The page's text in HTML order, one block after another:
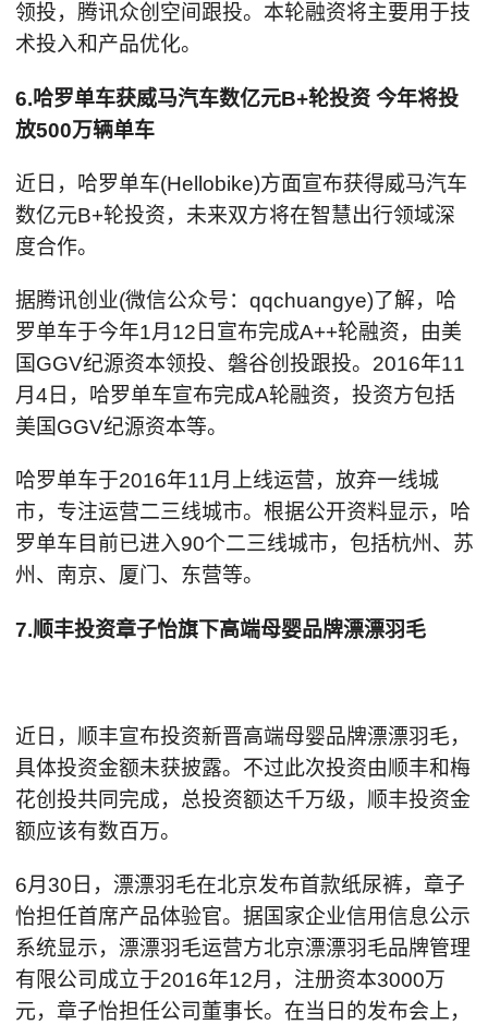
领投，腾讯众创空间跟投。本轮融资将主要用于技
术投入和产品优化。
6.哈罗单车获威马汽车数亿元B+轮投资 今年将投
放500万辆单车
近日，哈罗单车(Hellobike)方面宣布获得威马汽车
数亿元B+轮投资，未来双方将在智慧出行领域深
度合作。
据腾讯创业(微信公众号：qqchuangye)了解，哈
罗单车于今年1月12日宣布完成A++轮融资，由美
国GGV纪源资本领投、磐谷创投跟投。2016年11
月4日，哈罗单车宣布完成A轮融资，投资方包括
美国GGV纪源资本等。
哈罗单车于2016年11月上线运营，放弃一线城
市，专注运营二三线城市。根据公开资料显示，哈
罗单车目前已进入90个二三线城市，包括杭州、苏
州、南京、厦门、东营等。
7.顺丰投资章子怡旗下高端母婴品牌漂漂羽毛
近日，顺丰宣布投资新晋高端母婴品牌漂漂羽毛，
具体投资金额未获披露。不过此次投资由顺丰和梅
花创投共同完成，总投资额达千万级，顺丰投资金
额应该有数百万。
6月30日，漂漂羽毛在北京发布首款纸尿裤，章子
怡担任首席产品体验官。据国家企业信用信息公示
系统显示，漂漂羽毛运营方北京漂漂羽毛品牌管理
有限公司成立于2016年12月，注册资本3000万
元，章子怡担任公司董事长。在当日的发布会上，